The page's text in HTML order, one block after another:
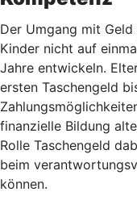
Der Umgang mit
Kinder nicht auf
Jahre entwickeln.
ersten Taschengeld
finanzielle Bildung
Rolle Taschengeld
beim
können.